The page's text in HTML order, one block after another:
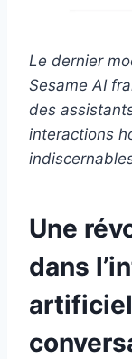
Le dernier
Sesame AI
des
interactions
Une
dans